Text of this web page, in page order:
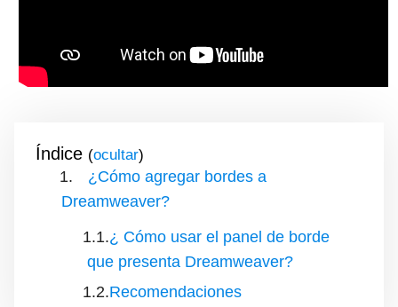
Índice ( )
¿Cómo agregar bordes a
Dreamweaver?
¿ Cómo usar el panel de borde
que presenta Dreamweaver?
Recomendaciones